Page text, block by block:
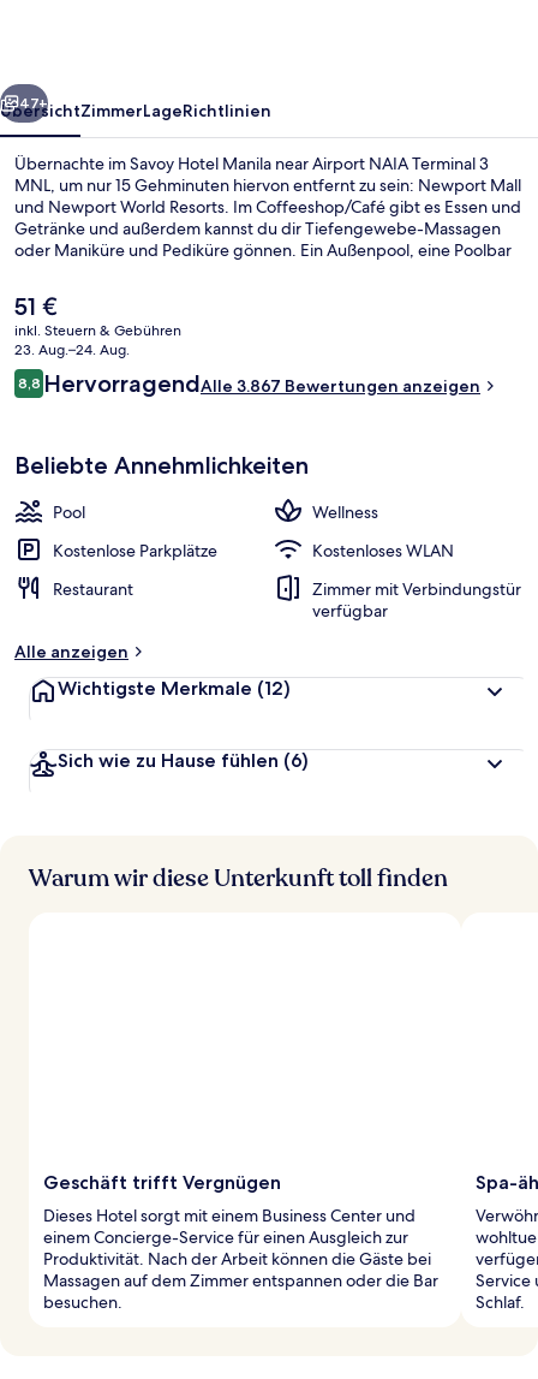
Terminal
3
MNL
Weiter
47+
ÜbersichtZimmerLageRichtlinien
Übernachte im Savoy Hotel Manila near Airport NAIA Terminal 3
MNL, um nur 15 Gehminuten hiervon entfernt zu sein: Newport Mall
und Newport World Resorts. Im Coffeeshop/Café gibt es Essen und
Getränke und außerdem kannst du dir Tiefengewebe-Massagen
oder Maniküre und Pediküre gönnen. Ein Außenpool, eine Poolbar
Reisende lieben die bequemen Betten und das hilfsbereite
Personal.
Der
aktuelle
Preis
beträgt
51 €.
51 €
inkl. Steuern & Gebühren
23. Aug.–24. Aug.
Bewertungen
8,88,8 von 10.
HervorragendAlle 3.867 Bewertungen anzeigen
Beliebte Annehmlichkeiten
Pool
Wellness
Kostenlose Parkplätze
Kostenloses WLAN
Restaurant
Zimmer mit Verbindungstür
verfügbar
Alle anzeigen
Wichtigste Merkmale (12)
Sich wie zu Hause fühlen (6)
Warum wir diese Unterkunft toll finden
Geschäft trifft Vergnügen
Dieses Hotel sorgt mit einem Business Center und
einem Concierge-Service für einen Ausgleich zur
Produktivität. Nach der Arbeit können die Gäste bei
Massagen auf dem Zimmer entspannen oder die Bar
besuchen.
Spa-
Service
Schlaf.